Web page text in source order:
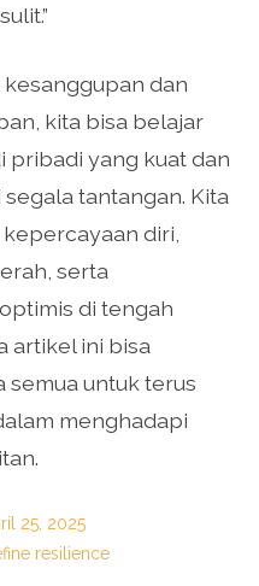
dan
kita bisa belajar
pribadi yang kuat dan
tantangan. Kita
diri,
serta
di tengah
artikel ini bisa
semua untuk terus
menghadapi
25, 2025
resilience